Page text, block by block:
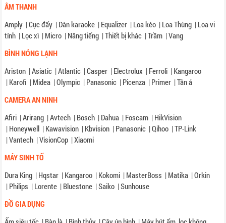
ÂM THANH
Amply |Cục đẩy | Dàn karaoke | Equalizer | Loa kéo | Loa Thùng | Loa vi
tính | Lọc xì | Micro | Nâng tiếng |Thiết bị khác |Trầm |Vang
BÌNH NÓNG LẠNH
Ariston |Asiatic |Atlantic |Casper | Electrolux | Ferroli | Kangaroo
| Karofi | Midea |Olympic | Panasonic | Picenza | Primer |Tân á
CAMERA AN NINH
Afiri |Arirang |Avtech | Bosch | Dahua | Foscam | HikVision
| Honeywell | Kawavision | Kbvision | Panasonic |Qihoo |TP-Link
|Vantech |VisionCop |Xiaomi
MÁY SINH TỐ
Dura King | Hqstar | Kangaroo | Kokomi | MasterBoss | Matika |Orkin
| Philips | Lorente | Bluestone |Saiko |Sunhouse
ĐỒ GIA DỤNG